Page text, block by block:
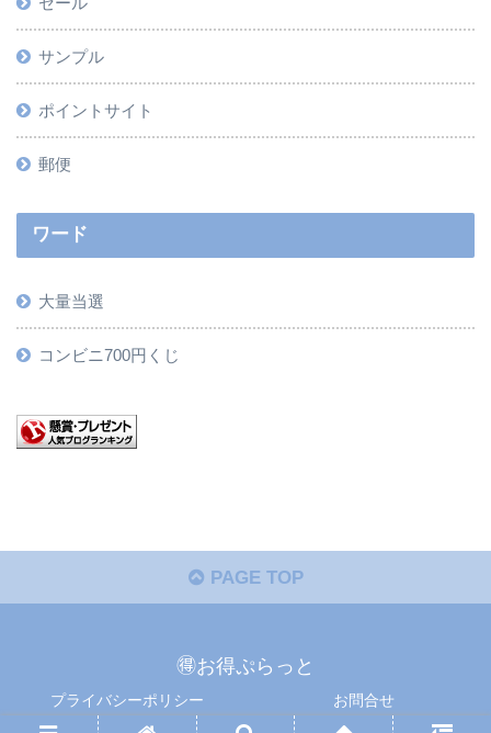
サンプル
ポイントサイト
郵便
ワード
大量当選
コンビニ700円くじ
PAGE TOP
🉐お得ぷらっと
プライバシーポリシー お問合せ